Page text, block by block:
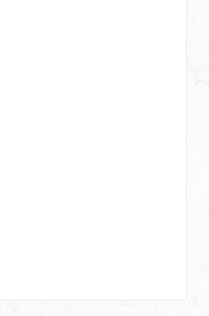
Die weiche und
dabei für ein